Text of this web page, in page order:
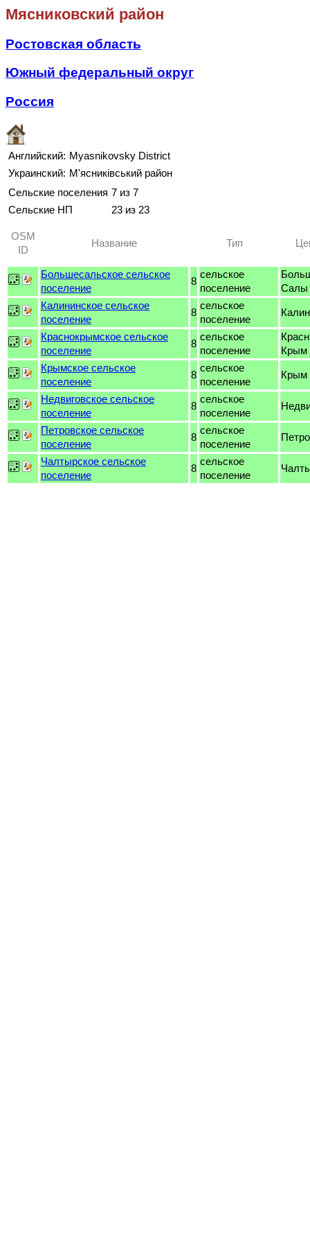
Мясниковский район
Ростовская область
Южный федеральный округ
Россия
Английский: Myasnikovsky District
Украинский: М'ясниківський район
Сельские поселения 7 из 7
Сельские НП
23 из 23
OSM
ID
Название Тип
Большесальское сельское
поселение
8
сельское
поселение
Салы
Калининское сельское
поселение
8
сельское
поселение
Краснокрымское сельское
поселение
8
сельское
поселение
Крым
Крымское сельское
поселение
8
сельское
поселение
Крым
Недвиговское сельское
поселение
8
сельское
поселение
Петровское сельское
поселение
8
сельское
поселение
Чалтырское сельское
поселение
8
сельское
поселение